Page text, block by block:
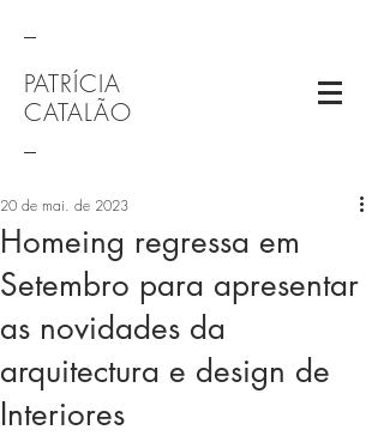
PATRÍCIA
CATALÃO
Homeing regressa em
Setembro para apresentar
as novidades da
arquitectura e design de
Interiores
20 de mai. de 2023